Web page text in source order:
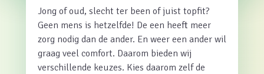
Jong of oud, slecht ter been of juist topfit?
Geen mens is hetzelfde! De een heeft meer
zorg nodig dan de ander. En weer een ander wil
graag veel comfort. Daarom bieden wij
verschillende keuzes. Kies daarom zelf de